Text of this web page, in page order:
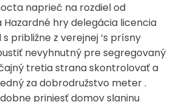
naprieč na rozdiel od
Hazardné hry delegácia licencia
približne z verejnej ‘s prísny
nevyhnutný pre segregovaný
tretia strana skontrolovať a
za dobrodružstvo meter .
priniesť domov slaninu